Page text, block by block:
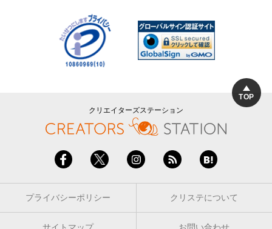
TOP
クリエイターズステーション
プライバシーポリシー クリステについて